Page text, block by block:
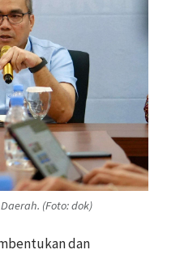
(Foto: dok)
dan